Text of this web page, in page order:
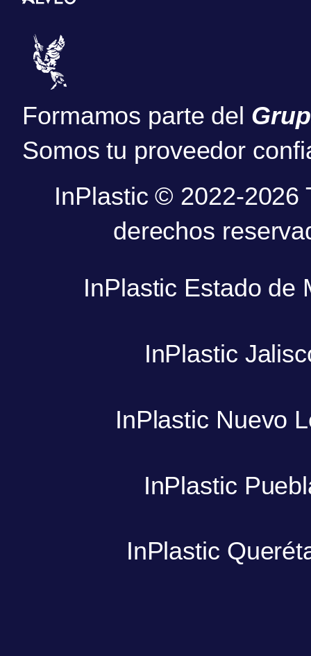
Formamos parte del
Somos tu proveedor
InPlastic © 2022-2026
derechos
InPlastic Estado de
InPlastic
InPlastic Nuevo
InPlastic
InPlastic